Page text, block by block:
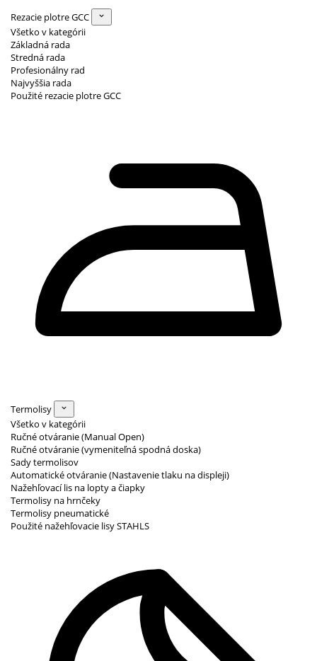
Rezacie plotre GCC
Všetko v kategórii
Základná rada
Stredná rada
Profesionálny rad
Najvyššia rada
Použité rezacie plotre GCC
Termolisy
Všetko v kategórii
Ručné otváranie (Manual Open)
Ručné otváranie (vymeniteľná spodná doska)
Sady termolisov
Automatické otváranie (Nastavenie tlaku na displeji)
Nažehľovací lis na lopty a čiapky
Termolisy na hrnčeky
Termolisy pneumatické
Použité nažehľovacie lisy STAHLS